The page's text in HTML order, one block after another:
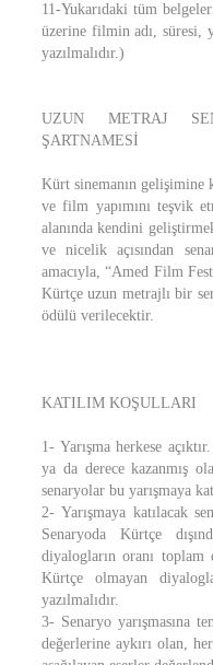
11-Yukarıdaki tüm
üzerine filmin adı, süresi,
yazılmalıdır.)
UZUN METRAJ
ŞARTNAMESİ
Kürt sinemanın gelişimine
ve film yapımını teşvik
alanında kendini
ve nicelik açısından
amacıyla, “Amed Film
Kürtçe uzun metrajlı bir
ödülü verilecektir.
KATILIM KOŞULLARI
1- Yarışma herkese
ya da derece kazanmış
senaryolar bu yarışmaya
2- Yarışmaya katılacak
Senaryoda Kürtçe
diyalogların oranı toplam
Kürtçe olmayan
yazılmalıdır.
3- Senaryo yarışmasına
değerlerine aykırı olan,